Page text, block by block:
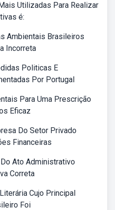
Utilizadas Para Realizar
é:
Ambientais Brasileiros
Incorreta
Politicas E
Por Portugal
Para Uma Prescrição
Eficaz
Do Setor Privado
Financeiras
Ato Administrativo
Correta
Cujo Principal
Foi